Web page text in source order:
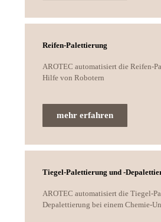
Reifen-Palettierung
AROTEC automatisiert die Reifen-
Hilfe von Robotern
mehr erfahren
Tiegel-Palettierung und -
AROTEC automatisiert die Tiegel-
Depalettierung bei einem Chemie-